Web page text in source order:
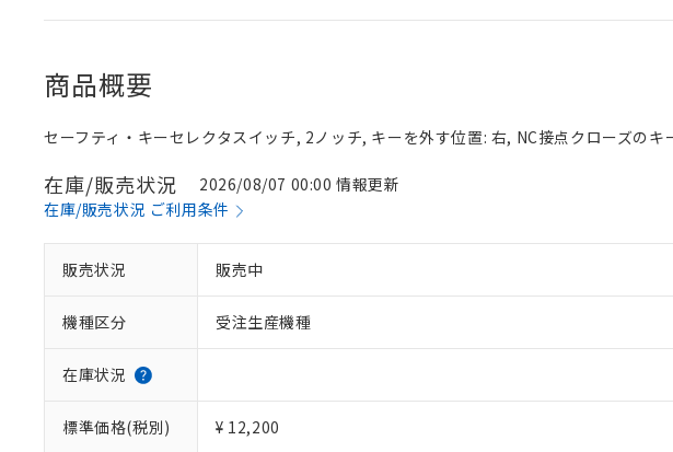
商品概要
セーフティ・キーセレクタスイッチ, 2ノッチ, キーを外す位置: 右, NC接点クローズのキ
在庫/販売状況
2026/08/07 00:00 情報更新
在庫/販売状況 ご利用条件
販売状況 販売中
機種区分 受注生産機種
在庫状況
標準価格(税別) ¥ 12,200